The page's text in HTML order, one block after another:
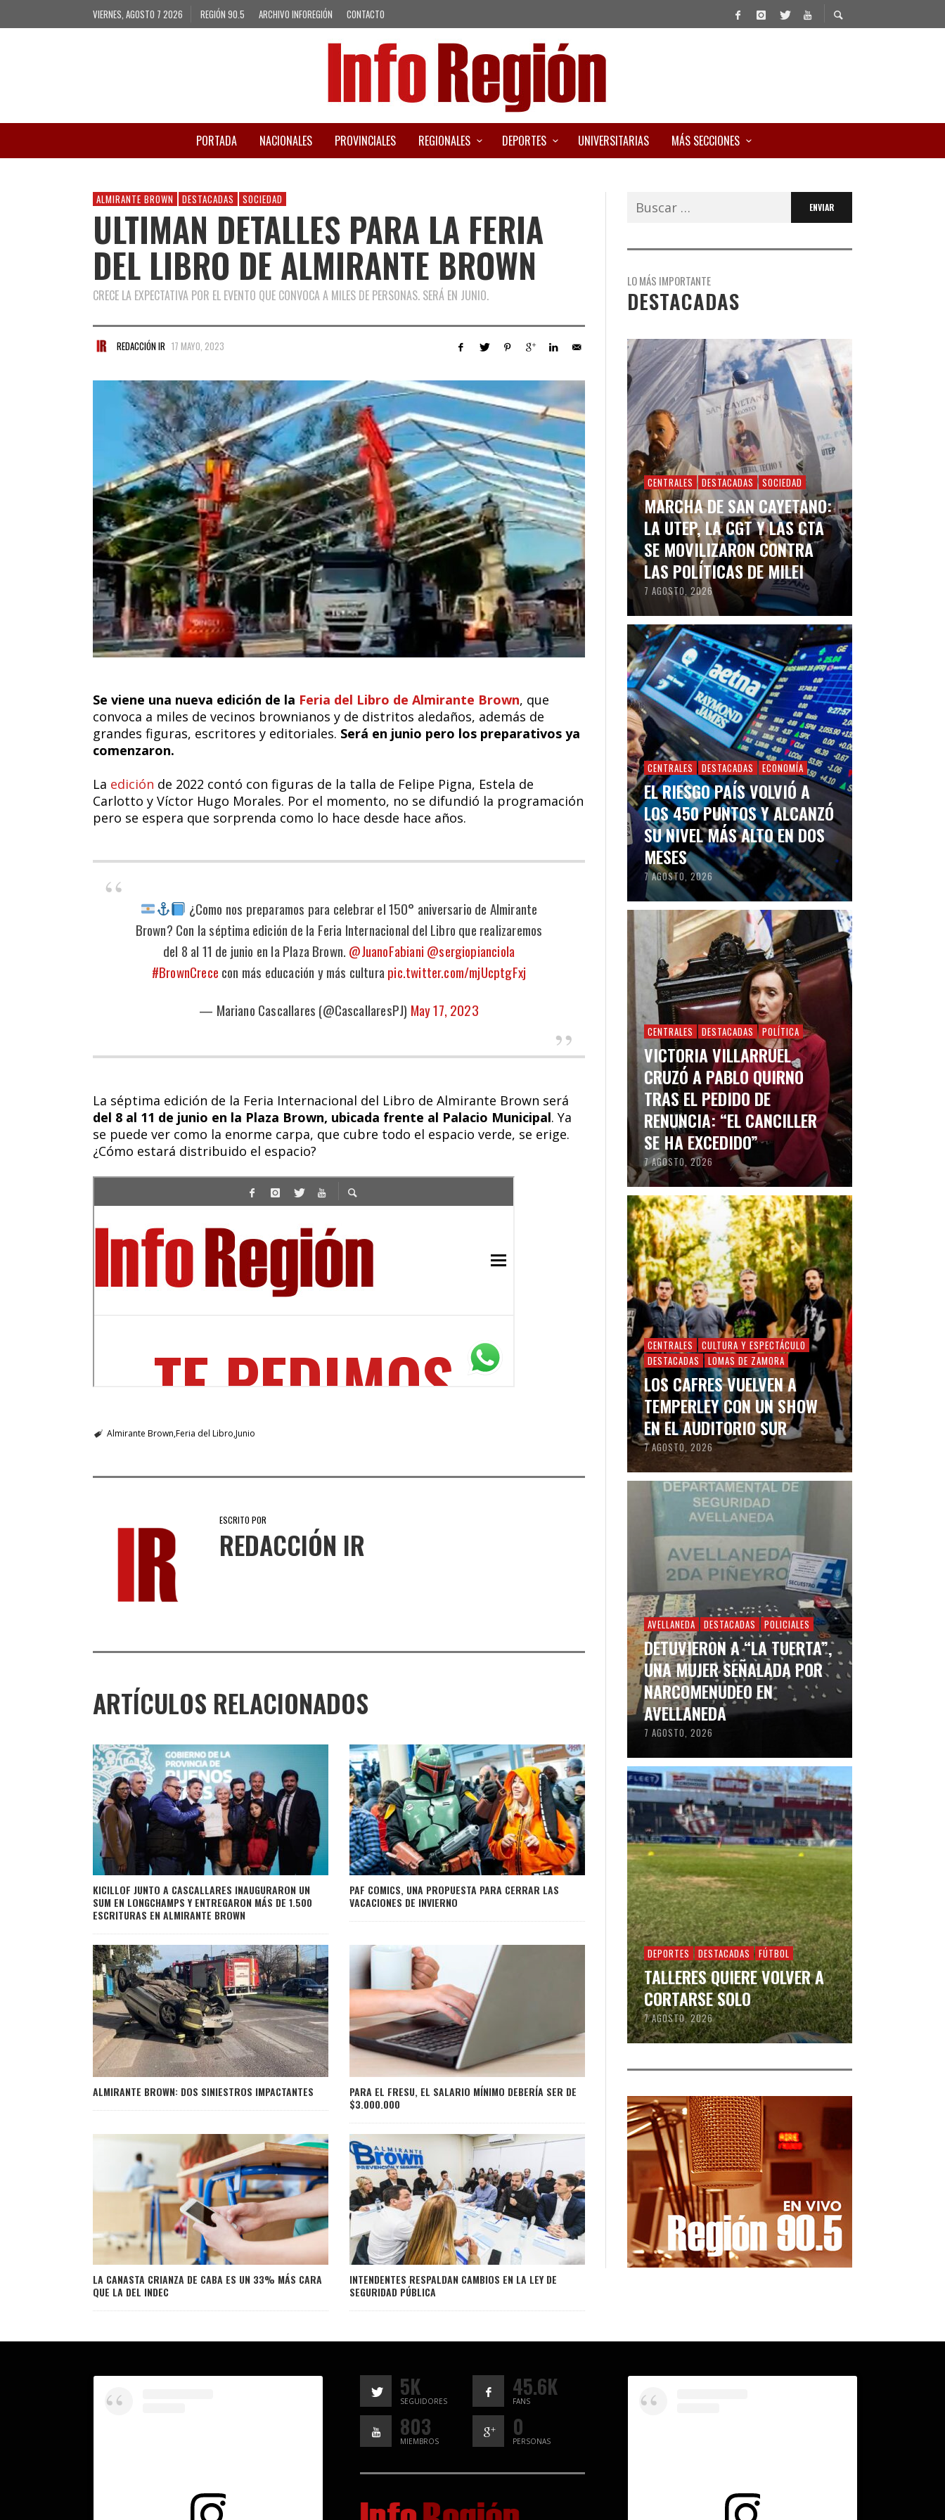
VIERNES, AGOSTO 7 2026 REGIÓN 90.5 ARCHIVO INFOREGIÓN CONTACTO
PORTADA NACIONALES PROVINCIALES REGIONALES DEPORTES UNIVERSITARIAS MÁS SECCIONES
ALMIRANTE BROWN DESTACADAS SOCIEDAD
ULTIMAN DETALLES PARA LA FERIA
DEL LIBRO DE ALMIRANTE BROWN
CRECE LA EXPECTATIVA POR EL EVENTO QUE CONVOCA A MILES DE PERSONAS. SERÁ EN JUNIO.
REDACCIÓN IR 17 MAYO, 2023
Se viene una nueva edición de la Feria del Libro de Almirante Brown, que
convoca a miles de vecinos brownianos y de distritos aledaños, además de
grandes figuras, escritores y editoriales. Será en junio pero los preparativos ya
comenzaron.
La edición de 2022 contó con figuras de la talla de Felipe Pigna, Estela de
Carlotto y Víctor Hugo Morales. Por el momento, no se difundió la programación
pero se espera que sorprenda como lo hace desde hace años.
¿Como nos preparamos para celebrar el 150° aniversario de Almirante
Brown? Con la séptima edición de la Feria Internacional del Libro que realizaremos
del 8 al 11 de junio en la Plaza Brown. @JuanoFabiani @sergiopianciola
#BrownCrece con más educación y más cultura pic.twitter.com/mjUcptgFxj
— Mariano Cascallares (@CascallaresPJ) May 17, 2023
La séptima edición de la Feria Internacional del Libro de Almirante Brown será
del 8 al 11 de junio en la Plaza Brown, ubicada frente al Palacio Municipal. Ya
se puede ver como la enorme carpa, que cubre todo el espacio verde, se erige.
¿Cómo estará distribuido el espacio?
Almirante Brown Feria del Libro Junio
ESCRITO POR
REDACCIÓN IR
ARTÍCULOS RELACIONADOS
KICILLOF JUNTO A CASCALLARES INAUGURARON UN
SUM EN LONGCHAMPS Y ENTREGARON MÁS DE 1.500
ESCRITURAS EN ALMIRANTE BROWN
PAF COMICS, UNA PROPUESTA PARA CERRAR LAS
VACACIONES DE INVIERNO
ALMIRANTE BROWN: DOS SINIESTROS IMPACTANTES
PARA EL FRESU, EL SALARIO MÍNIMO DEBERÍA SER DE
$3.000.000
LA CANASTA CRIANZA DE CABA ES UN 33% MÁS CARA
QUE LA DEL INDEC
INTENDENTES RESPALDAN CAMBIOS EN LA LEY DE
SEGURIDAD PÚBLICA
Buscar:
LO MÁS IMPORTANTE
DESTACADAS
CENTRALES DESTACADAS SOCIEDAD
MARCHA DE SAN CAYETANO:
LA UTEP, LA CGT Y LAS CTA
SE MOVILIZARON CONTRA
LAS POLÍTICAS DE MILEI
7 AGOSTO, 2026
CENTRALES DESTACADAS ECONOMÍA
EL RIESGO PAÍS VOLVIÓ A
LOS 450 PUNTOS Y ALCANZÓ
SU NIVEL MÁS ALTO EN DOS
MESES
7 AGOSTO, 2026
CENTRALES DESTACADAS POLÍTICA
VICTORIA VILLARRUEL
CRUZÓ A PABLO QUIRNO
TRAS EL PEDIDO DE
RENUNCIA: “EL CANCILLER
SE HA EXCEDIDO”
7 AGOSTO, 2026
CENTRALES
CULTURA Y ESPECTÁCULO
DESTACADAS
LOMAS DE ZAMORA
LOS CAFRES VUELVEN A
TEMPERLEY CON UN SHOW
EN EL AUDITORIO SUR
7 AGOSTO, 2026
AVELLANEDA DESTACADAS POLICIALES
DETUVIERON A “LA TUERTA”,
UNA MUJER SEÑALADA POR
NARCOMENUDEO EN
AVELLANEDA
7 AGOSTO, 2026
DEPORTES DESTACADAS FÚTBOL
TALLERES QUIERE VOLVER A
CORTARSE SOLO
7 AGOSTO, 2026
5K
SEGUIDORES
45.6K
FANS
803
MIEMBROS
0
PERSONAS